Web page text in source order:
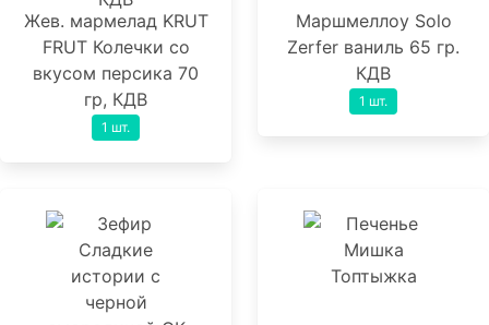
Жев. мармелад KRUT
FRUT Колечки со
вкусом персика 70
гр, КДВ
1 шт.
Маршмеллоу Solo
Zerfer ваниль 65 гр.
КДВ
1 шт.